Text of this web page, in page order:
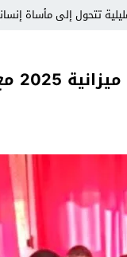
تتحول إلى مأساة
بغابة المقاومة بمدينة
يجمع السياسيين
فيها بصيغة أخرى 10:29
وملف “ماء القصبة”